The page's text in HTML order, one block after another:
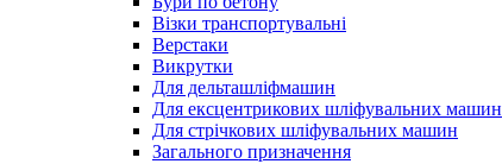
Візки транспортувальні
Верстаки
Викрутки
Для дельташліфмашин
Для ексцентрикових шліфувальних машин
Для стрічкових шліфувальних машин
Загального призначення